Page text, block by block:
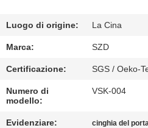
DELLA
QUALITÀ
CONTATTACI
Luogo di origine: La Cina
Marca: SZD
Certificazione: SGS / Oeko-
Numero di
modello:
VSK-004
Evidenziare: cinghia del